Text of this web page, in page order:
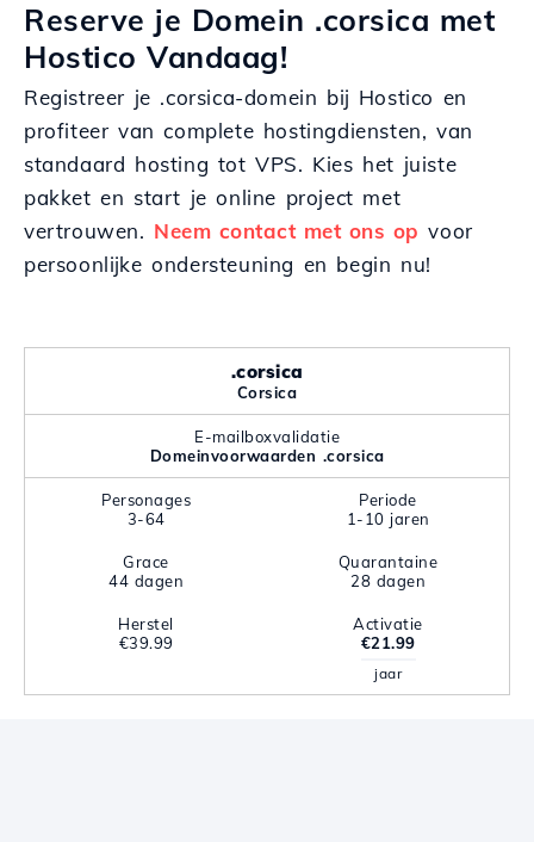
Reserve je Domein .corsica met
Hostico Vandaag!
Registreer je .corsica-domein bij Hostico en
profiteer van complete hostingdiensten, van
standaard hosting tot VPS. Kies het juiste
pakket en start je online project met
vertrouwen. Neem contact met ons op voor
persoonlijke ondersteuning en begin nu!
.corsica
Corsica
E-mailboxvalidatie
Domeinvoorwaarden .corsica
Personages
3-64
Periode
1-10 jaren
Grace
44 dagen
Quarantaine
28 dagen
Herstel
€39.99
Activatie
€21.99
jaar